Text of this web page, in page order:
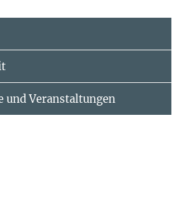
und Veranstaltungen